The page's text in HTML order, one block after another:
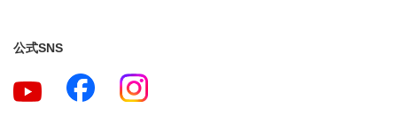
公式SNS